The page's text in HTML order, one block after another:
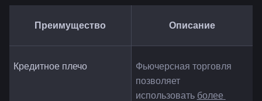
Преимущество Описание
Кредитное плечо
Фьючерсная торговля
позволяет
использовать более